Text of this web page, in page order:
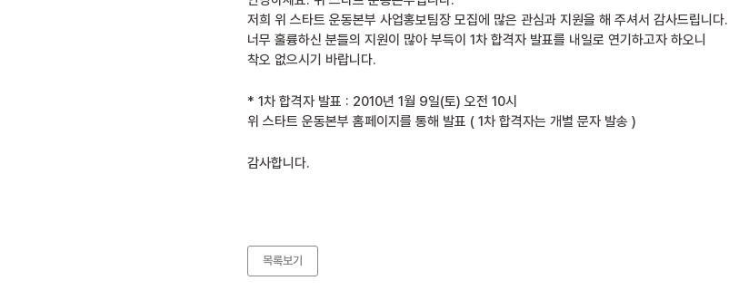
저희 위 스타트 운동본부 사업홍보팀장 모집에 많은 관심과 지원을 해 주셔서 감사드립니다.
너무 훌륭하신 분들의 지원이 많아 부득이 1차 합격자 발표를 내일로 연기하고자 하오니
착오 없으시기 바랍니다.
* 1차 합격자 발표 : 2010년 1월 9일(토) 오전 10시
위 스타트 운동본부 홈페이지를 통해 발표 ( 1차 합격자는 개별 문자 발송 )
감사합니다.
목록보기